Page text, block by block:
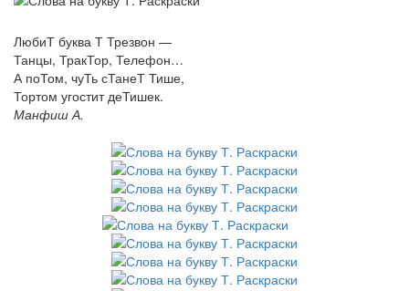
ЛюбиТ буква Т Трезвон —
Танцы, ТракТор, Телефон…
А поТом, чуТь сТанеТ Тише,
Тортом угостит деТишек.
Манфиш А.